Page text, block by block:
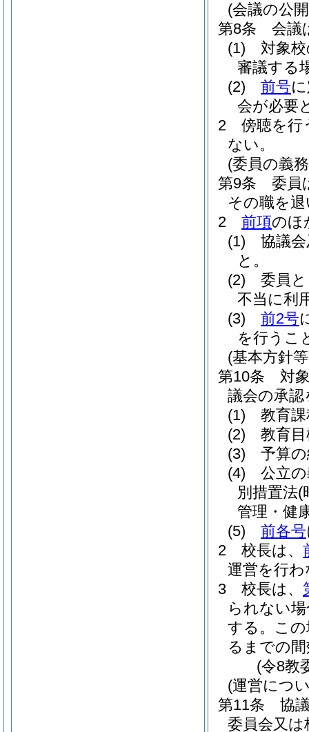
(会議の公
第8条
会議
(1)
対象
審議する
(2)
前号
会が必要
2
傍聴を行
ない。
(委員の義
第9条
委員
その職を
2
前項のほ
(1)
協議
と。
(2)
委員
不当に利
(3)
前2号
を行うこ
(基本方針
第10条
対
議会の承
(1)
教育
(2)
教育
(3)
予算
(4)
公立
別措置法(
管理・健
(5)
前各号
2
校長は、
運営を行
3
校長は、
られない
する。 こ
るまでの
(令8教
(運営につ
第11条
協
委員会又